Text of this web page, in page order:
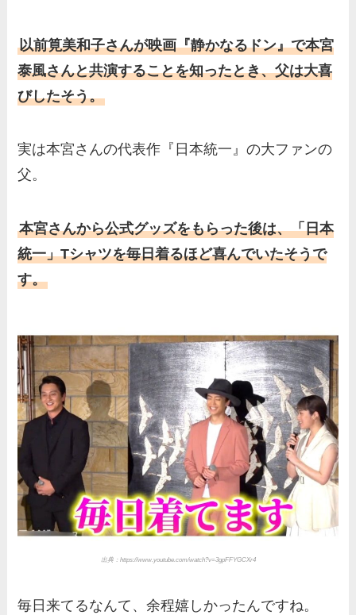
以前筧美和子さんが映画『静かなるドン』で本宮
泰風さんと共演することを知ったとき、父は大喜
びしたそう。
実は本宮さんの代表作『日本統一』の大ファンの
父。
本宮さんから公式グッズをもらった後は、「日本
統一」Tシャツを毎日着るほど喜んでいたそうで
す。
出典：https://www.youtube.com/watch?v=3gpFFYGCXr4
毎日来てるなんて、余程嬉しかったんですね。